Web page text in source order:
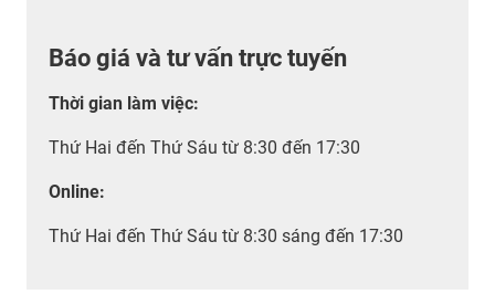
Báo giá và tư vấn trực tuyến
Thời gian làm việc:
Thứ Hai đến Thứ Sáu từ 8:30 đến 17:30
Online:
Thứ Hai đến Thứ Sáu từ 8:30 sáng đến 17:30